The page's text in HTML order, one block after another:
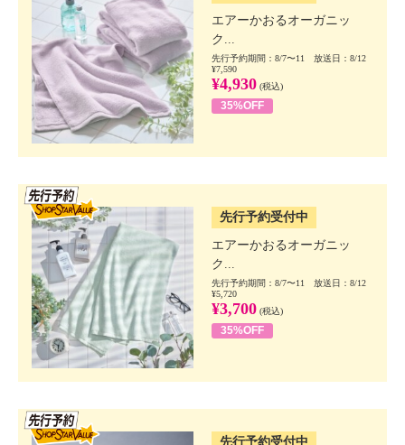
エアーかおるオーガニッ
ク...
先行予約期間：8/7〜11 放送日：8/12
¥7,590
¥4,930 (税込)
35%OFF
先行予約受付中
エアーかおるオーガニッ
ク...
先行予約期間：8/7〜11 放送日：8/12
¥5,720
¥3,700 (税込)
35%OFF
先行予約受付中